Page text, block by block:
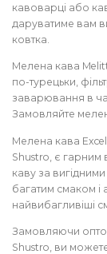
кавоварці або
даруватиме вам
ковтка.
Мелена кава
по-турецьки,
заварювання в
Замовляйте
Мелена кава
Shustro, є гарним
каву за
багатим смаком і
найвибагливіші
Замовляючи
Shustro, ви